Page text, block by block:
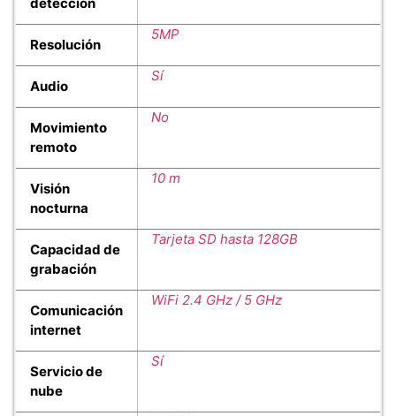
Resolución
5MP
Audio
Sí
Movimiento
remoto
No
Visión
nocturna
10 m
Capacidad de
grabación
Tarjeta SD hasta 128GB
Comunicación
internet
WiFi 2.4 GHz / 5 GHz
Servicio de
nube
Sí